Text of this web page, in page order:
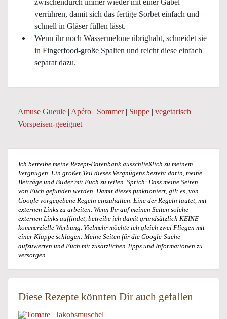
zwischendurch immer wieder mit einer Gabel
verrühren, damit sich das fertige Sorbet einfach und
schnell in Gläser füllen lässt.
Wenn ihr noch Wassermelone übrighabt, schneidet sie
in Fingerfood-große Spalten und reicht diese einfach
separat dazu.
Amuse Gueule | Apéro | Sommer| Suppe | vegetarisch |
Vorspeisen-geeignet |
Ich betreibe meine Rezept-Datenbank ausschließlich zu meinem
Vergnügen. Ein großer Teil dieses Vergnügens besteht darin, meine
Beiträge und Bilder mit Euch zu teilen. Sprich: Dass meine Seiten
von Euch gefunden werden. Damit dieses funktioniert, gilt es, von
Google vorgegebene Regeln einzuhalten. Eine der Regeln lautet, mit
externen Links zu arbeiten. Wenn Ihr auf meinen Seiten solche
externen Links auffindet, betreibe ich damit grundsätzlich KEINE
kommerzielle Werbung. Vielmehr möchte ich gleich zwei Fliegen mit
einer Klappe schlagen: Meine Seiten für die Google-Suche
aufzuwerten und Euch mit zusätzlichen Tipps und Informationen zu
versorgen.
Diese Rezepte könnten Dir auch gefallen